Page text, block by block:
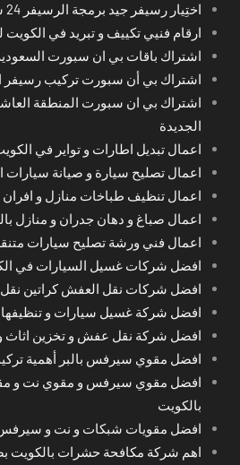
اختِيار رسيفر جيد برمجة الرسيفر 24 ساعة في الكويت
ارقام فنيي تكييف و تبريد في الكويت
اشتراك باقات بي ان سبورت
اشتراك بي أن سبورت تركيب رسيفر
الجديدة
اعمال تبديل اطارات و تواير في
اعمال تصليح سيارة و صيانة سيارات
اعمال تنظيف طباخات منازل و افران
اعمال صباغ و دهان جدران و منازل
اعمال فني ورشة تصليح سيارات
افضل شركات غسيل السيارات في
افضل شركات نقل العفش كراتين
افضل شركة غسيل سيارات و
افضل شركة نقل عفش و تخزين اثاث و
افضل مقوي سيرفس بالبر أهمية
افضل مقوي سيرفس و مقوي نت و
بالكويت
افضل مقويات شبكات و نت و
اهم شركة مكافحة حشرات بالكويت